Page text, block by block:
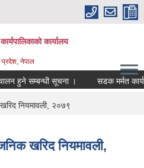
कार्यालय
प्रदेश, नेपाल
हुने सम्बन्धी सूचना । सडक मर्मत
नियमावली, २०७९
खरिद नियमावली,